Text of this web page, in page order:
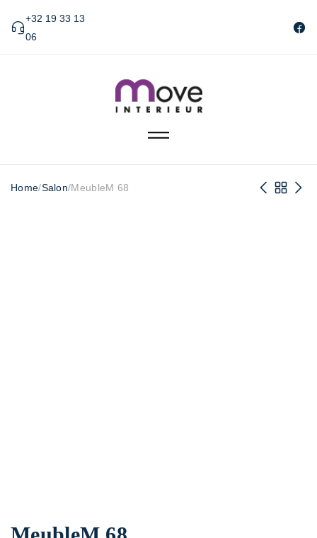
+32 19 33 13
06
Home/Salon/MeubleM 68